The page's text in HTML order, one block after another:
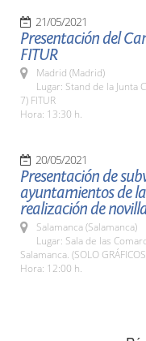
21/05/2021
Presentación del
FITUR
Madrid (Madrid)
Lugar: Stand de la Junta
7) FITUR
Hora: 13:30 h.
20/05/2021
Presentación de
ayuntamientos de
realización de
Salamanca (Salamanca)
Lugar: Sala de las
Salamanca. (SOLO
Hora: 12:00 h.